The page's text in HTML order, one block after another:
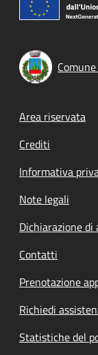
Footer
Area riservata
Crediti
Informativa
Note legali
Dichiarazione di
Contatti
Prenotazione
Richiedi
Statistiche del